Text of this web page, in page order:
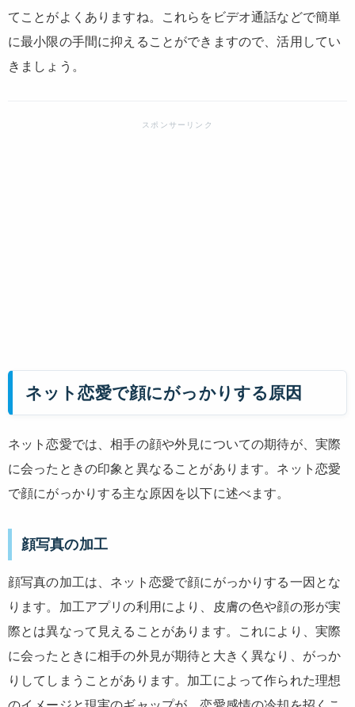
てことがよくありますね。これらをビデオ通話などで簡単
に最小限の手間に抑えることができますので、活用してい
きましょう。
ネット恋愛で顔にがっかりする原因
ネット恋愛では、相手の顔や外見についての期待が、実際
に会ったときの印象と異なることがあります。ネット恋愛
で顔にがっかりする主な原因を以下に述べます。
顔写真の加工
顔写真の加工は、ネット恋愛で顔にがっかりする一因とな
ります。加工アプリの利用により、皮膚の色や顔の形が実
際とは異なって見えることがあります。これにより、実際
に会ったときに相手の外見が期待と大きく異なり、がっか
りしてしまうことがあります。加工によって作られた理想